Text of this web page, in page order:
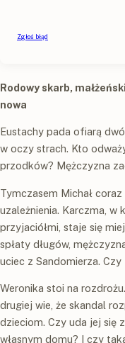
Rodowy skarb,
nowa
Eustachy pada ofiarą
w oczy strach. Kto
przodków? Mężczyzna
Tymczasem Michał
uzależnienia. Karczma, w
przyjaciółmi, staje się
spłaty długów,
uciec z Sandomierza.
Weronika stoi na
drugiej wie, że skandal
dzieciom. Czy uda jej się
własnym domu? I czy